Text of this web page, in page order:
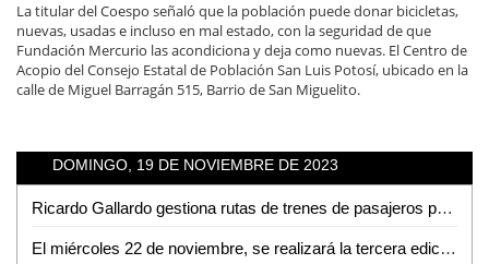
La titular del Coespo señaló que la población puede donar bicicletas,
nuevas, usadas e incluso en mal estado, con la seguridad de que
Fundación Mercurio las acondiciona y deja como nuevas. El Centro de
Acopio del Consejo Estatal de Población San Luis Potosí, ubicado en la
calle de Miguel Barragán 515, Barrio de San Miguelito.
DOMINGO, 19 DE NOVIEMBRE DE 2023
Ricardo Gallardo gestiona rutas de trenes de pasajeros para SLP
El miércoles 22 de noviembre, se realizará la tercera edición del Unibazar en Rioverde